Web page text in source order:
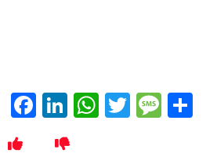
Facebook
LinkedIn
WhatsApp
Twitter